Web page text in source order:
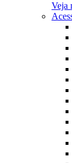
Veja